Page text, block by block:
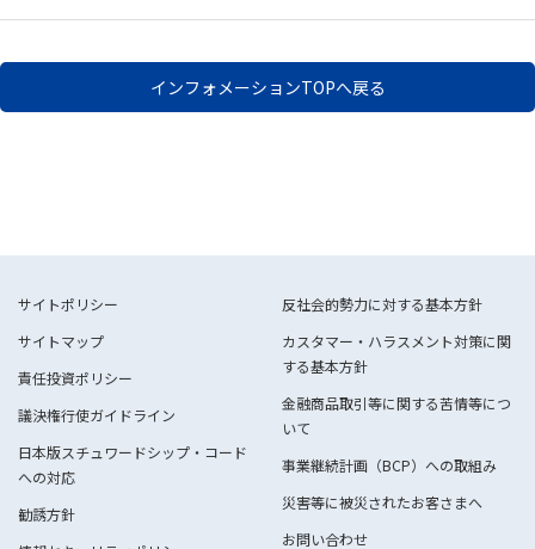
インフォメーションTOPへ戻る
サイトポリシー
サイトマップ
責任投資ポリシー
議決権行使ガイドライン
日本版スチュワードシップ・コード
への対応
勧誘方針
反社会的勢力に対する基本方針
カスタマー・ハラスメント対策に関
する基本方針
金融商品取引等に関する苦情等につ
いて
事業継続計画（BCP）への取組み
災害等に被災されたお客さまへ
お問い合わせ